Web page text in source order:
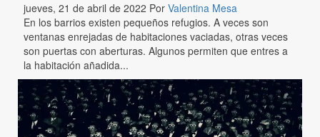
jueves, 21 de abril de 2022 Por Valentina Mesa
En los barrios existen pequeños refugios. A veces son
ventanas enrejadas de habitaciones vaciadas, otras veces
son puertas con aberturas. Algunos permiten que entres a
la habitación añadida...